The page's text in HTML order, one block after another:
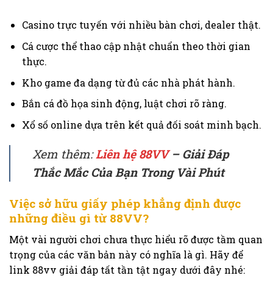
Casino trực tuyến với nhiều bàn chơi, dealer thật.
Cá cược thể thao cập nhật chuẩn theo thời gian
thực.
Kho game đa dạng từ đủ các nhà phát hành.
Bắn cá đồ họa sinh động, luật chơi rõ ràng.
Xổ số online dựa trên kết quả đối soát minh bạch.
Xem thêm:Liên hệ 88VV– Giải Đáp
Thắc Mắc Của Bạn Trong Vài Phút
Việc sở hữu giấy phép khẳng định được
những điều gì từ 88VV?
Một vài người chơi chưa thực hiểu rõ được tầm quan
trọng của các văn bản này có nghĩa là gì. Hãy để
link 88vv giải đáp tất tần tật ngay dưới đây nhé: